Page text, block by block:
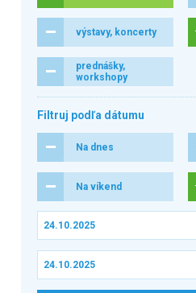
výstavy, koncerty
prednášky,
workshopy
Filtruj podľa dátumu
Na dnes
Na víkend